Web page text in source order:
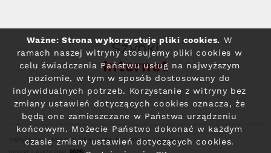
Szybki
Internet
Polityka prywatności© 2004 - 2026 RFC Internet i Telewizja
Ważne: Strona wykorzystuje pliki cookies. W
ramach naszej witryny stosujemy pliki cookies w
celu świadczenia Państwu usług na najwyższym
poziomie, w tym w sposób dostosowany do
indywidualnych potrzeb. Korzystanie z witryny bez
zmiany ustawień dotyczących cookies oznacza, że
będą one zamieszczane w Państwa urządzeniu
końcowym. Możecie Państwo dokonać w każdym
czasie zmiany ustawień dotyczących cookies.